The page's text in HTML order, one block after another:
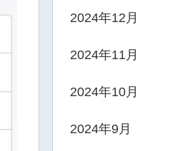
2024年12月
2024年11月
2024年10月
2024年9月